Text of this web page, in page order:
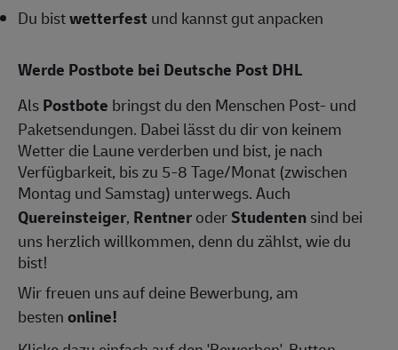
Du bistwetterfest und kannst gut anpacken
Werde Postbote bei Deutsche Post DHL
AlsPostbote bringst du den Menschen Post- und
Paketsendungen. Dabei lässt du dir von keinem
Wetter die Laune verderben und bist, je nach
Verfügbarkeit, bis zu 5-8 Tage/Monat (zwischen
Montag und Samstag) unterwegs. Auch
Quereinsteiger, RentneroderStudentensind bei
uns herzlich willkommen, denn du zählst, wie du
bist!
Wir freuen uns auf deine Bewerbung, am
bestenonline!